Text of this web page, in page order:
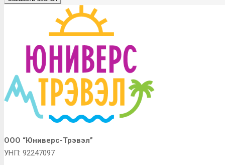
ООО “Юниверс-Трэвэл”
УНП: 92247097